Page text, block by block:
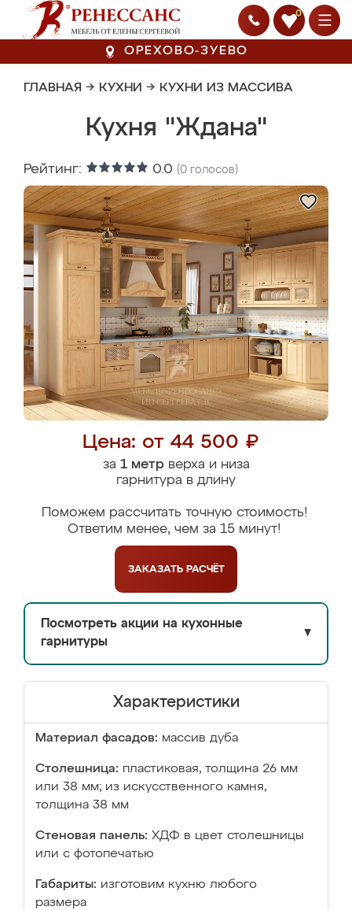
0
ОРЕХОВО-ЗУЕВО
ГЛАВНАЯ → КУХНИ → КУХНИ ИЗ МАССИВА
Кухня "Ждана"
Рейтинг: 0.0 (0 голосов)
Цена: от 44 500 ₽
за 1 метрверха и низа
гарнитура в длину
Поможем рассчитать точную стоимость!
Ответим менее, чем за 15 минут!
ЗАКАЗАТЬ РАСЧЁТ
Посмотреть акции на кухонные
гарнитуры
▼
Характеристики
Материал фасадов: массив дуба
Столешница: пластиковая, толщина 26 мм
или 38 мм; из искусственного камня,
толщина 38 мм
Стеновая панель: ХДФ в цвет столешницы
или с фотопечатью
Габариты: изготовим кухню любого
размера